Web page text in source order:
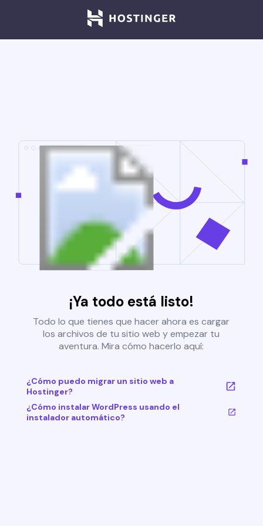
¡Ya todo está listo!
Todo lo que tienes que hacer ahora es cargar
los archivos de tu sitio web y empezar tu
aventura. Mira cómo hacerlo aquí:
¿Cómo puedo migrar un sitio web a
Hostinger?
¿Cómo instalar WordPress usando el
instalador automático?